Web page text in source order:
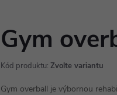
Gym
Kód produktu: Zvolte variantu
Gym overball je výbornou